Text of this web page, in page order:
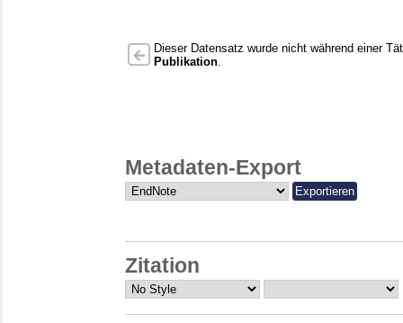
Dieser Datensatz wurde nicht während einer
Publikation
Metadaten-Export
Zitation